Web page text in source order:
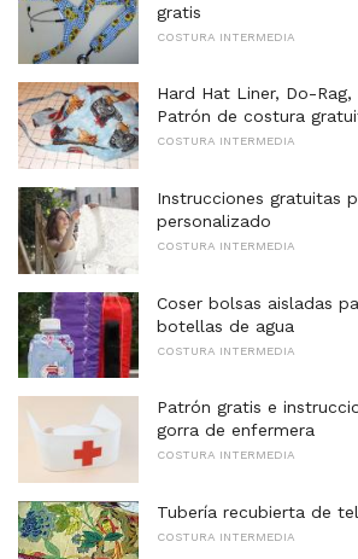
gratis
COSTURA INTERMEDIA
Hard Hat Liner, Do-
Patrón de costura
COSTURA INTERMEDIA
Instrucciones gratuitas
personalizado
COSTURA INTERMEDIA
Coser bolsas aisladas
botellas de agua
COSTURA INTERMEDIA
Patrón gratis e
gorra de enfermera
COSTURA INTERMEDIA
Tubería recubierta de
COSTURA INTERMEDIA